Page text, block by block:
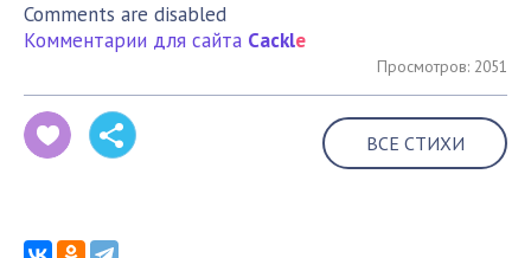
Comments are disabled
Комментарии для сайта Cackle
Просмотров: 2051
ВСЕ СТИХИ